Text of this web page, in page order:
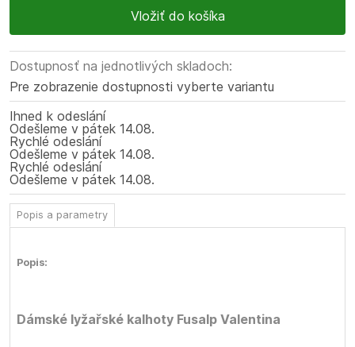
Dostupnosť na jednotlivých skladoch:
Pre zobrazenie dostupnosti vyberte variantu
Ihned k odeslání
Odešleme v pátek 14.08.
Rychlé odeslání
Odešleme v pátek 14.08.
Rychlé odeslání
Odešleme v pátek 14.08.
Popis a parametry
Popis:
Dámské lyžařské kalhoty Fusalp Valentina